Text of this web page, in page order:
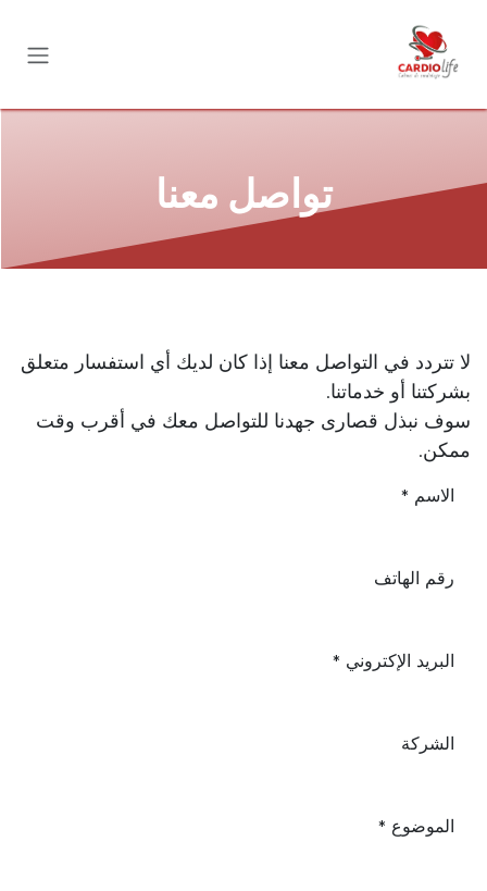
تواصل معنا
لا تتردد في التواصل معنا إذا كان لديك أي استفسار متعلق
بشركتنا أو خدماتنا.
سوف نبذل قصارى جهدنا للتواصل معك في أقرب وقت
ممكن.
الاسم *
رقم الهاتف
البريد الإكتروني *
الشركة
الموضوع *